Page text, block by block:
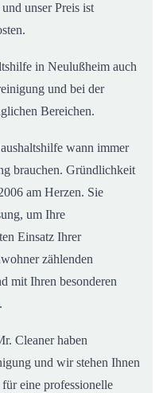
unser Preis ist
in Neulußheim auch
und bei der
Bereichen.
wann immer
brauchen. Gründlichkeit
am Herzen. Sie
um Ihre
Einsatz Ihrer
zählenden
mit Ihren besonderen
Cleaner haben
und wir stehen Ihnen
eine professionelle